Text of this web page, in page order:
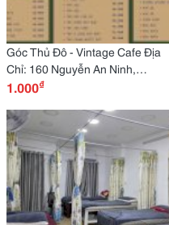
Góc Thủ Đô - Vintage Cafe Địa
Chỉ: 160 Nguyễn An Ninh,
Phường Tương Mai, Quận
1.000₫